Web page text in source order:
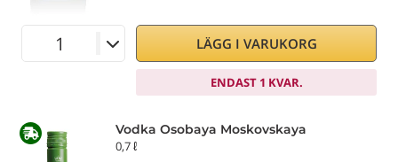
LÄGG I VARUKORG
ENDAST 1 KVAR.
Vodka Osobaya Moskovskaya
0,7 ℓ